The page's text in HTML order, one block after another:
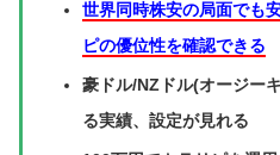
世界同時株安の局面でも
ピの優位性を確認できる
豪ドル/NZドル(オージー
る実績、設定が見れる